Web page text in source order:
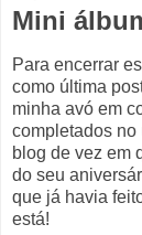
Mini
Para encerrar
como última
minha avó em
completados no
blog de vez em
do seu
que já havia
está!